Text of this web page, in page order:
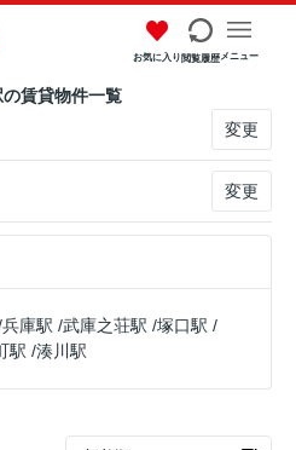
お気に入り閲覧履歴メニュー
賃貸物件一覧
変更
変更
兵庫駅 /武庫之荘駅 /塚口駅 /
駅 /湊川駅